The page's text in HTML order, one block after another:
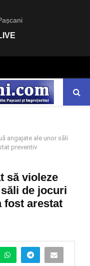
angajate ale unor săli
preventiv
să violeze
de jocuri
fost arestat